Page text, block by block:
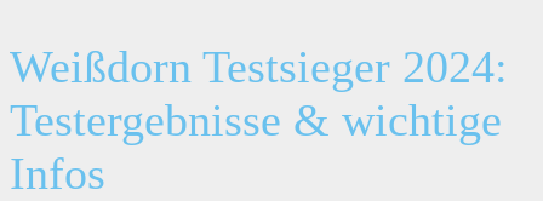
Weißdorn Testsieger 2024:
Testergebnisse & wichtige
Infos